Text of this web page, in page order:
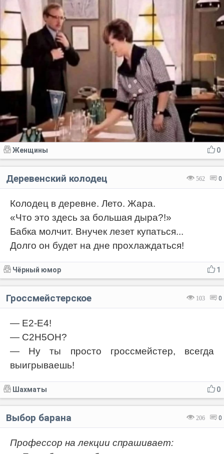
0
Женщины
562 0
Деревенский колодец
Колодец в деревне. Лето. Жара.
«Что это здесь за большая дыра?!»
Бабка молчит. Внучек лезет купаться...
Долго он будет на дне прохлаждаться!
1
Чёрный юмор
103 0
Гроссмейстерское
— Е2-Е4!
— С2Н5ОН?
— Ну ты просто гроссмейстер, всегда
выигрываешь!
0
Шахматы
206 0
Выбор барана
Профессор на лекции спрашивает: